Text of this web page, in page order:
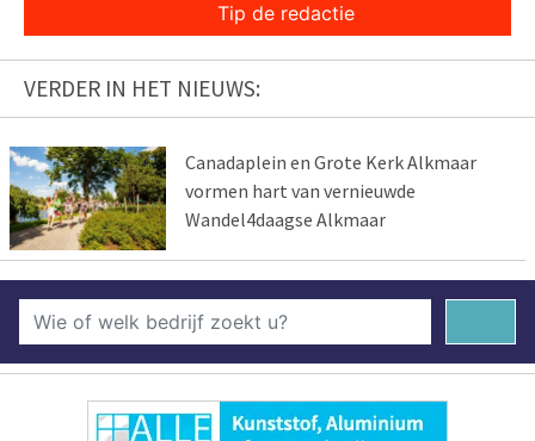
Tip de redactie
VERDER IN HET NIEUWS:
Canadaplein en Grote Kerk Alkmaar
vormen hart van vernieuwde
Wandel4daagse Alkmaar